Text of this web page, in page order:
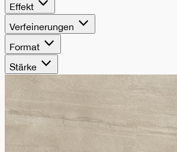
Effekt
Verfeinerungen
Format
Stärke